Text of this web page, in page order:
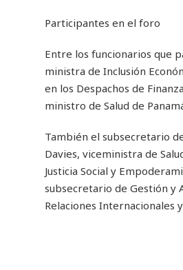
Participantes en el foro
Entre los funcionarios que
ministra de Inclusión
en los Despachos de
ministro de Salud de
También el subsecretario
Davies, viceministra de
Justicia Social y
subsecretario de Gestión y
Relaciones Internacionales